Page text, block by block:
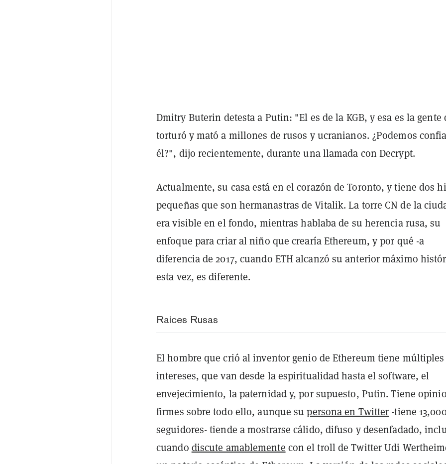
Dmitry Buterin detesta a Putin: "El es de la KGB, y esa es la gente
torturó y mató a millones de rusos y ucranianos. ¿Podemos
él?", dijo recientemente, durante una llamada con Decrypt.
Actualmente, su casa está en el corazón de Toronto, y tiene dos
pequeñas que son hermanastras de Vitalik. La torre CN de la
era visible en el fondo, mientras hablaba de su herencia rusa, su
enfoque para criar al niño que crearía Ethereum, y por qué -a
diferencia de 2017, cuando ETH alcanzó su anterior máximo
esta vez, es diferente.
Raíces Rusas
El hombre que crió al inventor genio de Ethereum tiene múltiples
intereses, que van desde la espiritualidad hasta el software, el
envejecimiento, la paternidad y, por supuesto, Putin. Tiene
firmes sobre todo ello, aunque supersona en Twitter -tiene
seguidores- tiende a mostrarse cálido, difuso y desenfadado,
cuando discute amablemente con el troll de Twitter Udi